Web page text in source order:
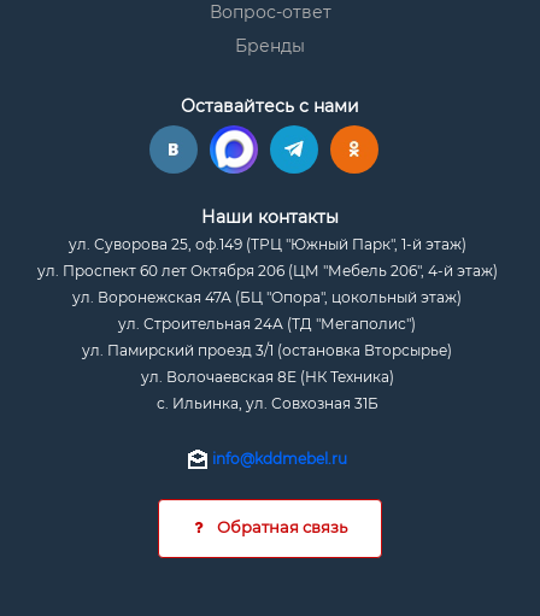
Вопрос-ответ
Бренды
Оставайтесь с нами
Наши контакты
ул. Суворова 25, оф.149 (ТРЦ "Южный Парк", 1-й этаж)
ул. Проспект 60 лет Октября 206 (ЦМ "Мебель 206", 4-й этаж)
ул. Воронежская 47А (БЦ "Опора", цокольный этаж)
ул. Строительная 24А (ТД "Мегаполис")
ул. Памирский проезд 3/1 (остановка Вторсырье)
ул. Волочаевская 8Е (НК Техника)
с. Ильинка, ул. Совхозная 31Б
info@kddmebel.ru
Обратная связь